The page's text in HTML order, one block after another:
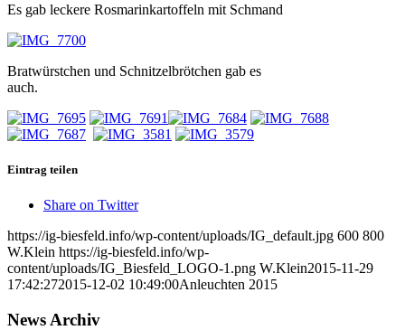
Es gab leckere Rosmarinkartoffeln mit Schmand
Bratwürstchen und Schnitzelbrötchen gab es
auch.
Eintrag teilen
Share on Twitter
https://ig-biesfeld.info/wp-content/uploads/IG_default.jpg 600 800
W.Klein https://ig-biesfeld.info/wp-
content/uploads/IG_Biesfeld_LOGO-1.png W.Klein2015-11-29
17:42:272015-12-02 10:49:00Anleuchten 2015
News Archiv